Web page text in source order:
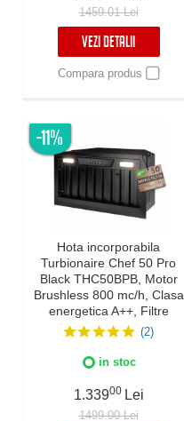
1459.01 Lei
VEZI DETALII
Compara produs
-11%
Hota incorporabila
Turbionaire Chef 50 Pro
Black THC50BPB, Motor
Brushless 800 mc/h, Clasa
energetica A++, Filtre
Baffle Avansate negre,
Colector de grasimi,
Control electronic,
viteze+Boost, 50 cm,
(2)
in stoc
1.33900 Lei
1499.00 Lei